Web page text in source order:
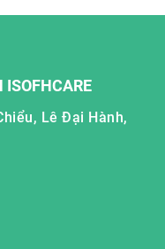
ISOFHCARE
Lê Đại Hành,